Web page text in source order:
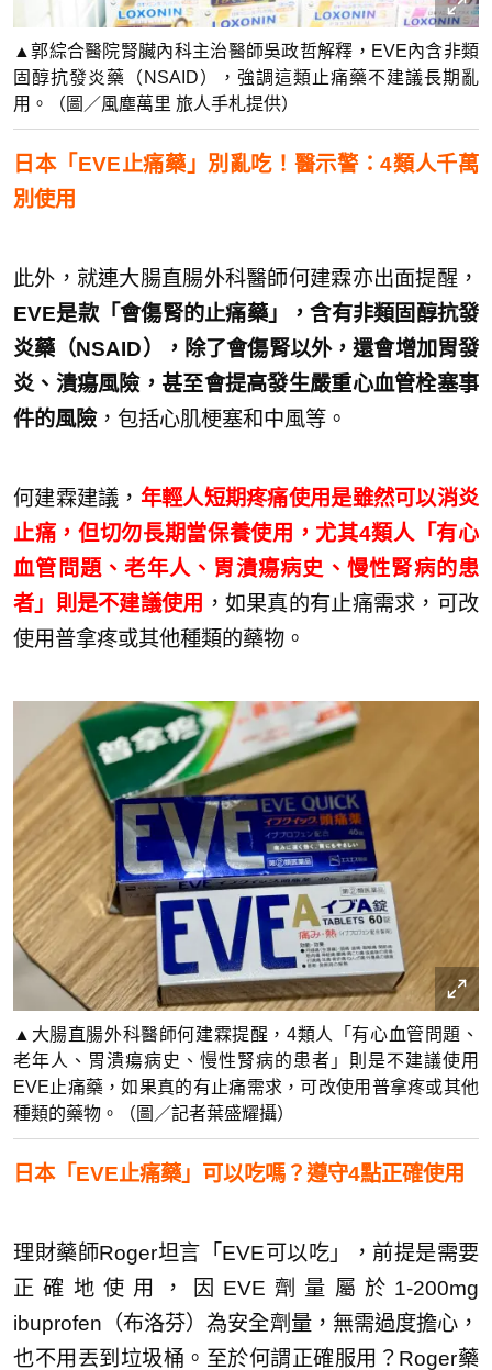
▲郭綜合醫院腎臟內科主治醫師吳政哲解釋，EVE內含非類
固醇抗發炎藥（NSAID），強調這類止痛藥不建議長期亂
用。（圖／風塵萬里 旅人手札提供）
日本「EVE止痛藥」別亂吃！醫示警：4類人千萬
別使用
此外，就連大腸直腸外科醫師何建霖亦出面提醒，
EVE是款「會傷腎的止痛藥」，含有非類固醇抗發
炎藥（NSAID），除了會傷腎以外，還會增加胃發
炎、潰瘍風險，甚至會提高發生嚴重心血管栓塞事
件的風險，包括心肌梗塞和中風等。
何建霖建議， 年輕人短期疼痛使用是雖然可以消炎
止痛，但切勿長期當保養使用，尤其4類人「有心
血管問題、老年人、胃潰瘍病史、慢性腎病的患
者」則是不建議使用 ，如果真的有止痛需求，可改
使用普拿疼或其他種類的藥物。
▲大腸直腸外科醫師何建霖提醒，4類人「有心血管問題、
老年人、胃潰瘍病史、慢性腎病的患者」則是不建議使用
EVE止痛藥，如果真的有止痛需求，可改使用普拿疼或其他
種類的藥物。（圖／記者葉盛耀攝）
日本「EVE止痛藥」可以吃嗎？遵守4點正確使用
理財藥師Roger坦言「EVE可以吃」，前提是需要
正確地使用，因EVE劑量屬於1-200mg
ibuprofen（布洛芬）為安全劑量，無需過度擔心，
也不用丟到垃圾桶。至於何謂正確服用？Roger藥